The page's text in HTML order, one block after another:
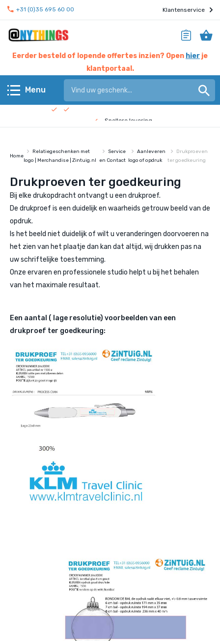
+31 (0)35 695 60 00 Klantenservice
Eerder besteld of lopende offertes inzien? Open hier je
klantportaal.
Menu
Anythings KERN assortiment
Pagina's
Nieuws
Hier werken experts voor jou
Snellere levering
Home
Relatiegeschenken met
logo | Merchandise | Zintuig.nl
Service
en Contact
Aanleveren
logo of opdruk
Drukproeven
ter goedkeuring
Drukproeven ter goedkeuring
Bij elke drukopdracht ontvangt u een drukproef.
De drukproef is een duidelijk en waarheids getrouw beeld van de
opdruk.
Is het beeld niet duidelijk of wilt u veranderingen doorvoeren na
het zien van het plaatje dan kan dat altijd, wij drukken pas na
uw schriftelijke toestemming.
Onze ervaren en professionele studio helpt u bij het behalen
van het maximale resultaat.
Een aantal ( lage resolutie) voorbeelden van een
drukproef ter goedkeuring: